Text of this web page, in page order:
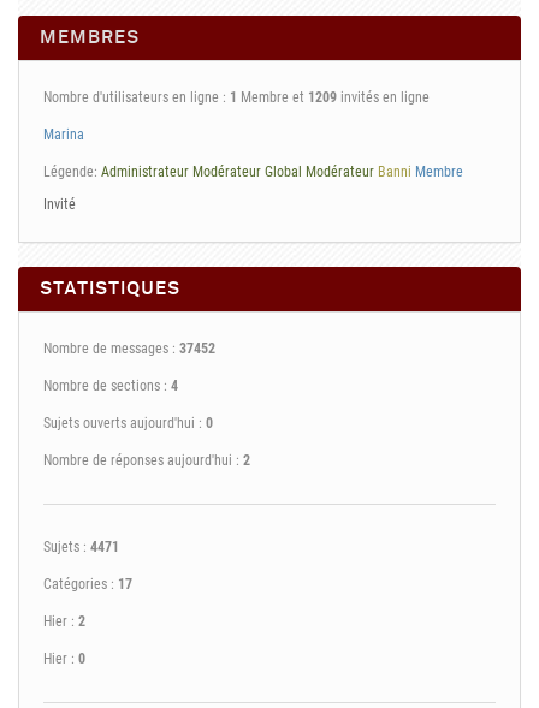
MEMBRES
Nombre d'utilisateurs en ligne : 1 Membre et 1209 invités en ligne
Marina
Légende: Administrateur Modérateur Global Modérateur Banni Membre
Invité
STATISTIQUES
Nombre de messages : 37452
Nombre de sections : 4
Sujets ouverts aujourd'hui : 0
Nombre de réponses aujourd'hui : 2
Sujets : 4471
Catégories : 17
Hier : 2
Hier : 0